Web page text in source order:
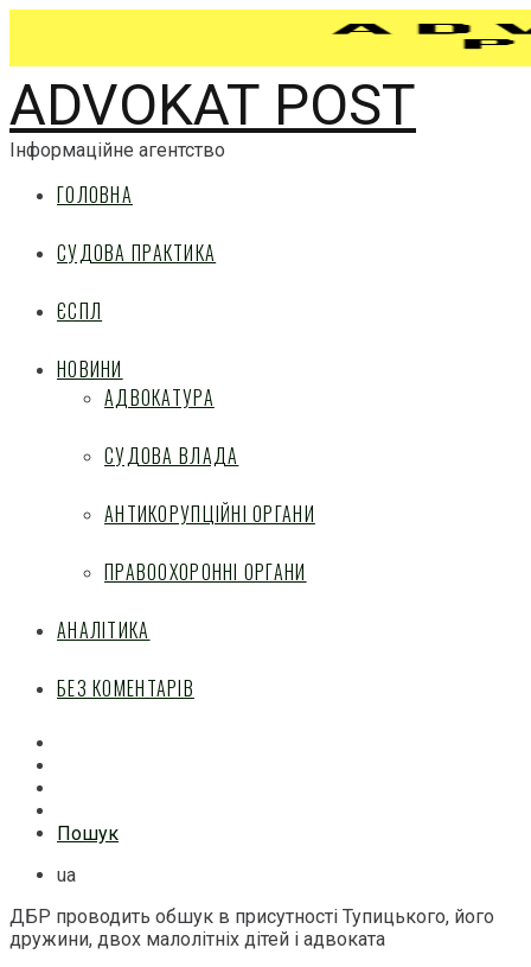
ADVOKAT POST
Інформаційне агентство
ГОЛОВНА
СУДОВА ПРАКТИКА
ЄСПЛ
НОВИНИ
АДВОКАТУРА
СУДОВА ВЛАДА
АНТИКОРУПЦІЙНІ ОРГАНИ
ПРАВООХОРОННІ ОРГАНИ
АНАЛІТИКА
БЕЗ КОМЕНТАРІВ
Пошук
ua
ДБР проводить обшук в присутності Тупицького, його
дружини, двох малолітніх дітей і адвоката